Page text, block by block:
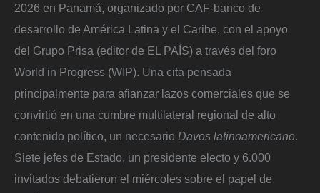
2026 en Panamá, organizado por CAF-banco de
desarrollo de América Latina y el Caribe, con el apoyo
del Grupo Prisa (editor de EL PAÍS) a través del foro
World in Progress (WIP). Una cita pensada
principalmente para afianzar lazos comerciales que se
convirtió en una cumbre multilateral regional de alto
contenido político, un necesario Davos latinoamericano.
Siete jefes de Estado, un presidente electo y 6.000
invitados debatieron el miércoles sobre el papel de